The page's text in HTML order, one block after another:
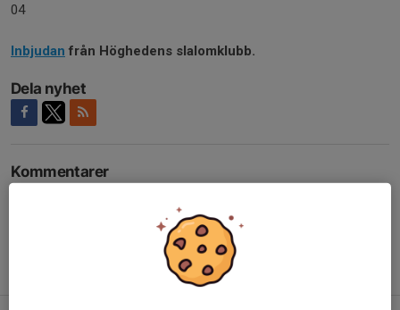
04
Inbjudan från Höghedens slalomklubb.
Dela nyhet
Kommentarer